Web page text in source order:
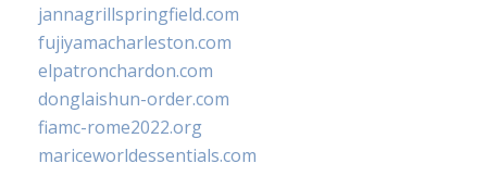
jannagrillspringfield.com
fujiyamacharleston.com
elpatronchardon.com
donglaishun-order.com
fiamc-rome2022.org
mariceworldessentials.com